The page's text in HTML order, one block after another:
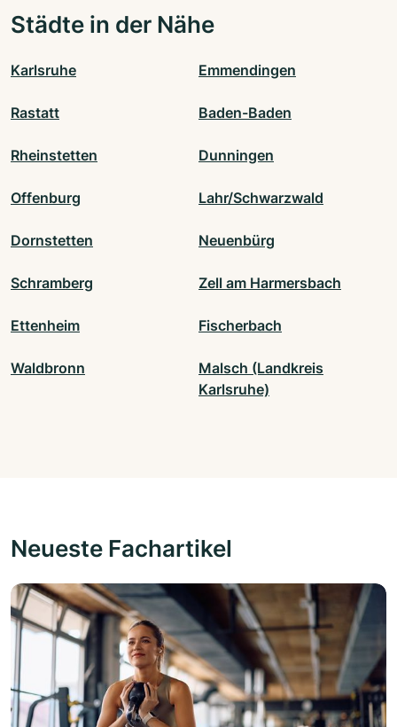
Städte in der Nähe
Karlsruhe Emmendingen
Rastatt Baden-Baden
Rheinstetten Dunningen
Offenburg Lahr/Schwarzwald
Dornstetten Neuenbürg
Schramberg Zell am Harmersbach
Ettenheim Fischerbach
Waldbronn
Malsch (Landkreis
Karlsruhe)
Neueste Fachartikel